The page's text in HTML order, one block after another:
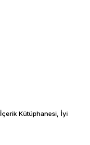
İçerik Kütüphanesi İyi